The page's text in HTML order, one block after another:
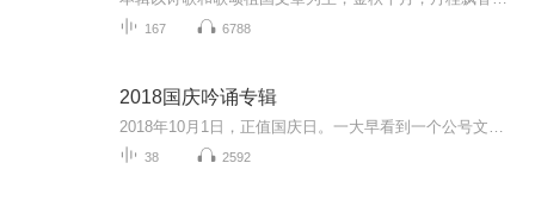
167 6788
2018国庆吟诵专辑
38 2592